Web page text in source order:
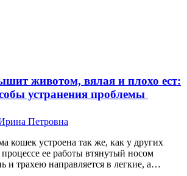
животом, вялая и плохо ест:
устранения проблемы
Петровна
кошек устроена так же, как у других
ее работы втянутый носом
и трахею направляется в легкие, а…